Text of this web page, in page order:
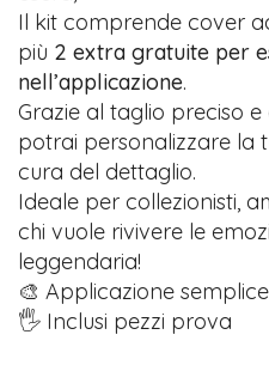
Il kit comprende cover
più 2 extra gratuite per
nell’applicazione.
Grazie al taglio preciso
potrai personalizzare la
cura del dettaglio.
Ideale per collezionisti,
chi vuole rivivere le
leggendaria!
🎨 Applicazione
🖐️ Inclusi pezzi prova